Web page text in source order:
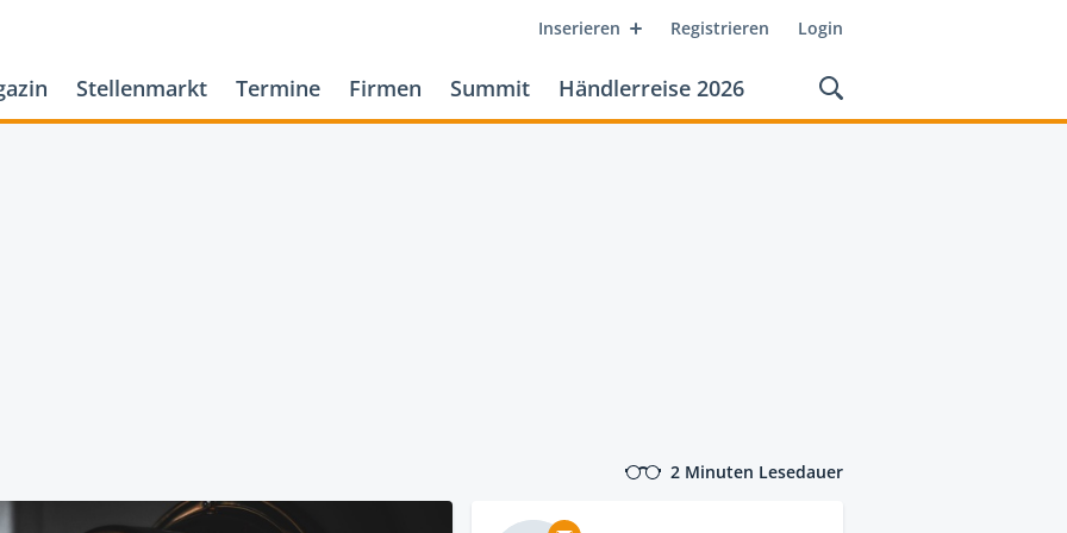
Inserieren Registrieren Login
Stellenmarkt Termine Firmen Summit Händlerreise 2026
2 Minuten Lesedauer